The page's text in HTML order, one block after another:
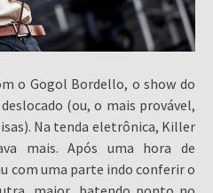
o Gogol Bordello, o show do
(ou, o mais provável,
Na tenda eletrônica, Killer
mais. Após uma hora de
com uma parte indo conferir o